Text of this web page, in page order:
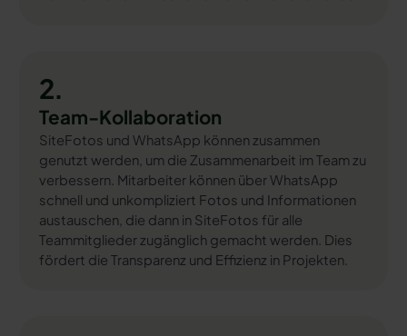
2.
Team-Kollaboration
SiteFotos und WhatsApp können zusammen
genutzt werden, um die Zusammenarbeit im Team zu
verbessern. Mitarbeiter können über WhatsApp
schnell und unkompliziert Fotos und Informationen
austauschen, die dann in SiteFotos für alle
Teammitglieder zugänglich gemacht werden. Dies
fördert die Transparenz und Effizienz in Projekten.